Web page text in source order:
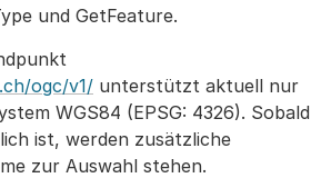
und GetFeature.
ogc/v1/ unterstützt aktuell nur
WGS84 (EPSG: 4326). Sobald
ist, werden zusätzliche
zur Auswahl stehen.